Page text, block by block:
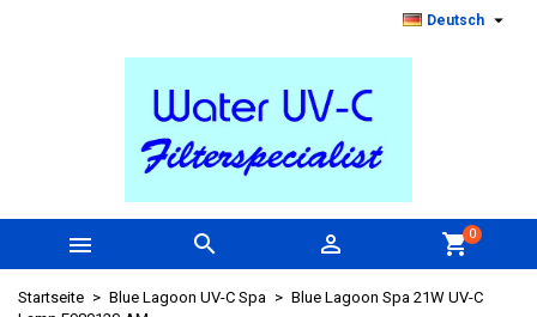
Deutsch 
   shopping_cart0
Startseite Blue Lagoon UV-C Spa
Blue Lagoon Spa 21W UV-C